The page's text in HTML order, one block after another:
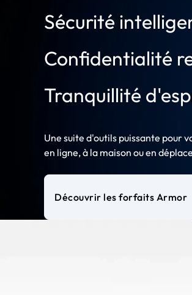
Sécurité
Confidentialité
Tranquillité
Une suite d'outils puissante pour
en ligne, à la maison ou en
Découvrir les forfaits Armor